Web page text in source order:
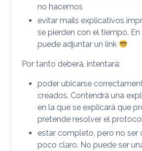
no hacemos
evitar mails explicativos
se pierden con el tiempo. En
puede adjuntar un link
Por tanto deberá, intentará:
poder ubicarse
creados. Contendrá una
en la que se explicará que
pretende resolver el
estar completo, pero no ser
poco claro. No puede ser